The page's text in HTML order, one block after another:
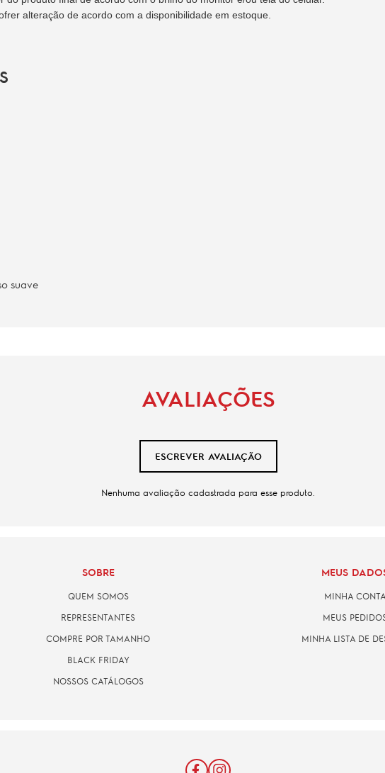
alteração de acordo com a disponibilidade em estoque.
suave
AVALIAÇÕES
ESCREVER AVALIAÇÃO
Nenhuma avaliação cadastrada para esse produto.
SOBRE
QUEM SOMOS
REPRESENTANTES
COMPRE POR TAMANHO
BLACK FRIDAY
NOSSOS CATÁLOGOS
MEUS
MINHA CONTA
MEUS
MINHA LISTA DE